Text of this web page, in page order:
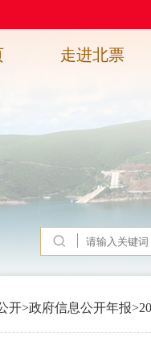
走进北票
开>政府信息公开年报>